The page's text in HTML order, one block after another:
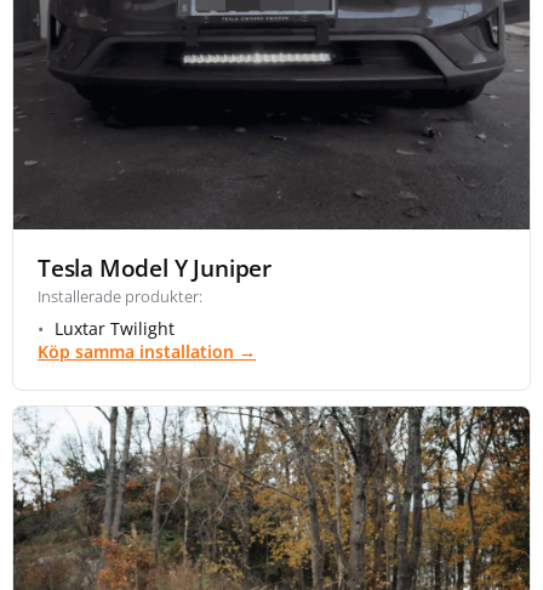
Tesla Model Y Juniper
Installerade produkter:
Luxtar Twilight
Köp samma installation →